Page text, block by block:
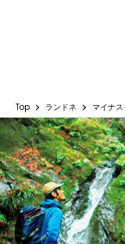
Top ランドネ マイナ